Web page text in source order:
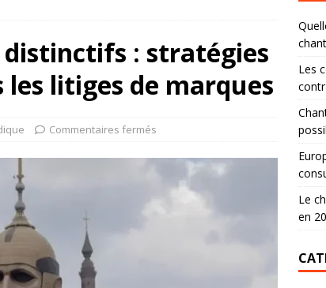
distinctifs : stratégies
litiges de marques
Commentaires fermés
Les
Le
en